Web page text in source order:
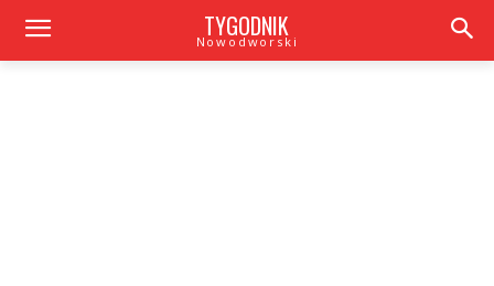
TYGODNIK
Nowodworski